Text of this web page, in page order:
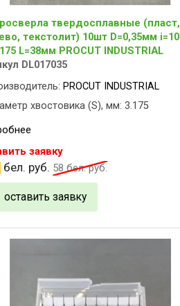
твердосплавные (пласт,
текстолит) 10шт D=0,35мм i=10
L=38мм PROCUT INDUSTRIAL
DL017035
PROCUT INDUSTRIAL
хвостовика (S), мм: 3.175
заявку
бел. руб. 58бел. руб.
оставить заявку